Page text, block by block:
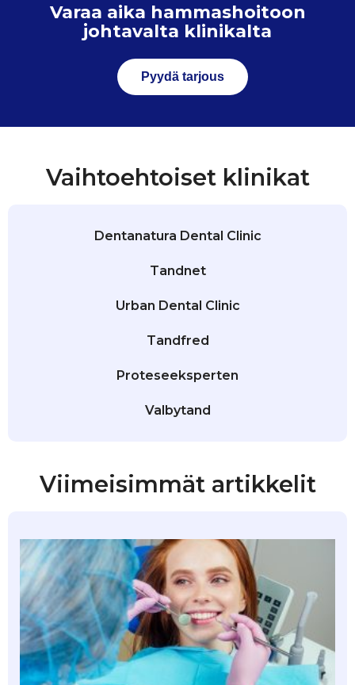
Varaa aika hammashoitoon
johtavalta klinikalta
Pyydä tarjous
Vaihtoehtoiset klinikat
Dentanatura Dental Clinic
Tandnet
Urban Dental Clinic
Tandfred
Proteseeksperten
Valbytand
Viimeisimmät artikkelit